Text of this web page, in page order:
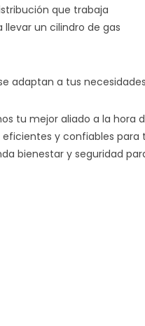
que trabaja
un cilindro de gas
adaptan a tus
tu mejor aliado a la hora
eficientes y confiables para
bienestar y seguridad